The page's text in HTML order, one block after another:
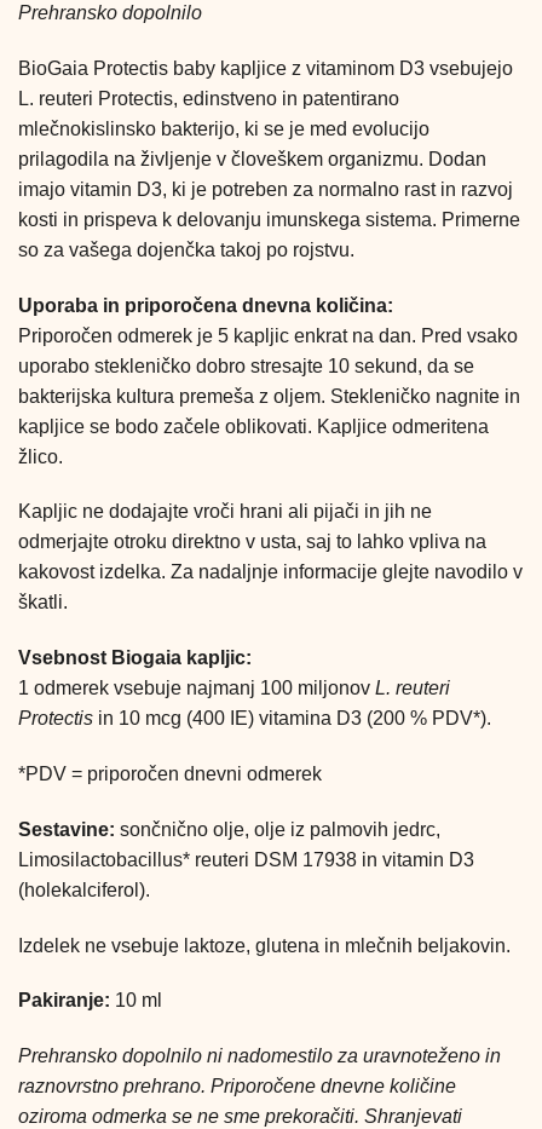
Prehransko dopolnilo
BioGaia Protectis baby kapljice z vitaminom D3 vsebujejo
L. reuteri Protectis, edinstveno in patentirano
mlečnokislinsko bakterijo, ki se je med evolucijo
prilagodila na življenje v človeškem organizmu. Dodan
imajo vitamin D3, ki je potreben za normalno rast in razvoj
kosti in prispeva k delovanju imunskega sistema. Primerne
so za vašega dojenčka takoj po rojstvu.
Uporaba in priporočena dnevna količina:
Priporočen odmerek je 5 kapljic enkrat na dan. Pred vsako
uporabo stekleničko dobro stresajte 10 sekund, da se
bakterijska kultura premeša z oljem. Stekleničko nagnite in
kapljice se bodo začele oblikovati. Kapljice odmeritena
žlico.
Kapljic ne dodajajte vroči hrani ali pijači in jih ne
odmerjajte otroku direktno v usta, saj to lahko vpliva na
kakovost izdelka. Za nadaljnje informacije glejte navodilo v
škatli.
Vsebnost Biogaia kapljic:
1 odmerek vsebuje najmanj 100 miljonov L. reuteri
Protectis in 10 mcg (400 IE) vitamina D3 (200 % PDV*).
*PDV = priporočen dnevni odmerek
Sestavine: sončnično olje, olje iz palmovih jedrc,
Limosilactobacillus* reuteri DSM 17938 in vitamin D3
(holekalciferol).
Izdelek ne vsebuje laktoze, glutena in mlečnih beljakovin.
Pakiranje: 10 ml
Prehransko dopolnilo ni nadomestilo za uravnoteženo in
raznovrstno prehrano. Priporočene dnevne količine
oziroma odmerka se ne sme prekoračiti. Shranjevati